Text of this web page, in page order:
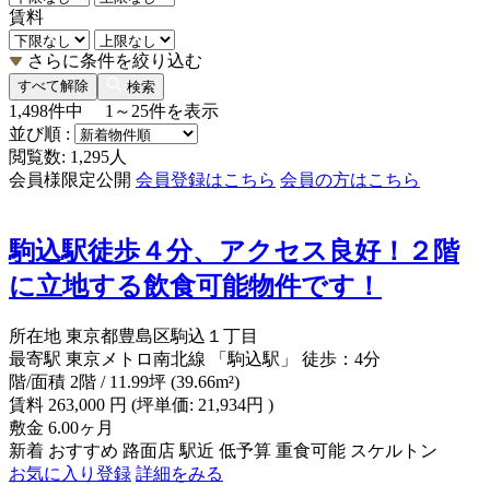
賃料
さらに条件を絞り込む
すべて解除 検索
1,498件中 1～25件を表示
並び順 :
閲覧数: 1,295人
会員様限定公開 会員登録はこちら 会員の方はこちら
駒込駅徒歩４分、アクセス良好！２階
に立地する飲食可能物件です！
所在地 東京都豊島区駒込１丁目
最寄駅 東京メトロ南北線 「駒込駅」 徒歩：4分
階/面積 2階 / 11.99坪 (39.66m²)
賃料 263,000 円 (坪単価: 21,934円 )
敷金 6.00ヶ月
新着 おすすめ 路面店 駅近 低予算 重食可能 スケルトン
お気に入り登録 詳細をみる